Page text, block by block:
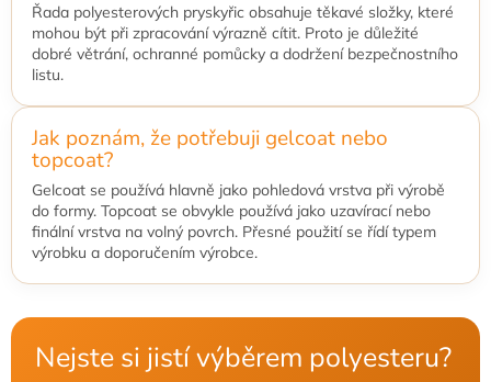
Řada polyesterových pryskyřic obsahuje těkavé složky, které
mohou být při zpracování výrazně cítit. Proto je důležité
dobré větrání, ochranné pomůcky a dodržení bezpečnostního
listu.
Jak poznám, že potřebuji gelcoat nebo
topcoat?
Gelcoat se používá hlavně jako pohledová vrstva při výrobě
do formy. Topcoat se obvykle používá jako uzavírací nebo
finální vrstva na volný povrch. Přesné použití se řídí typem
výrobku a doporučením výrobce.
Nejste si jistí výběrem polyesteru?